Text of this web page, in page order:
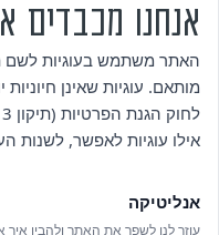
אזור אישי
מדיניות פרטיות
הצהרת נגישות
אנחנו מכבדים
האתר משתמש בעוגיות לשם
מותאם. עוגיות שאינן
אילו עוגיות לאפשר, לשנות
אנליטיקה
עוזר לנו לשפר את האתר ולהבין